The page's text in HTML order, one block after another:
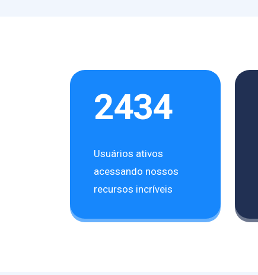
2434
Usuários ativos
acessando nossos
recursos incríveis